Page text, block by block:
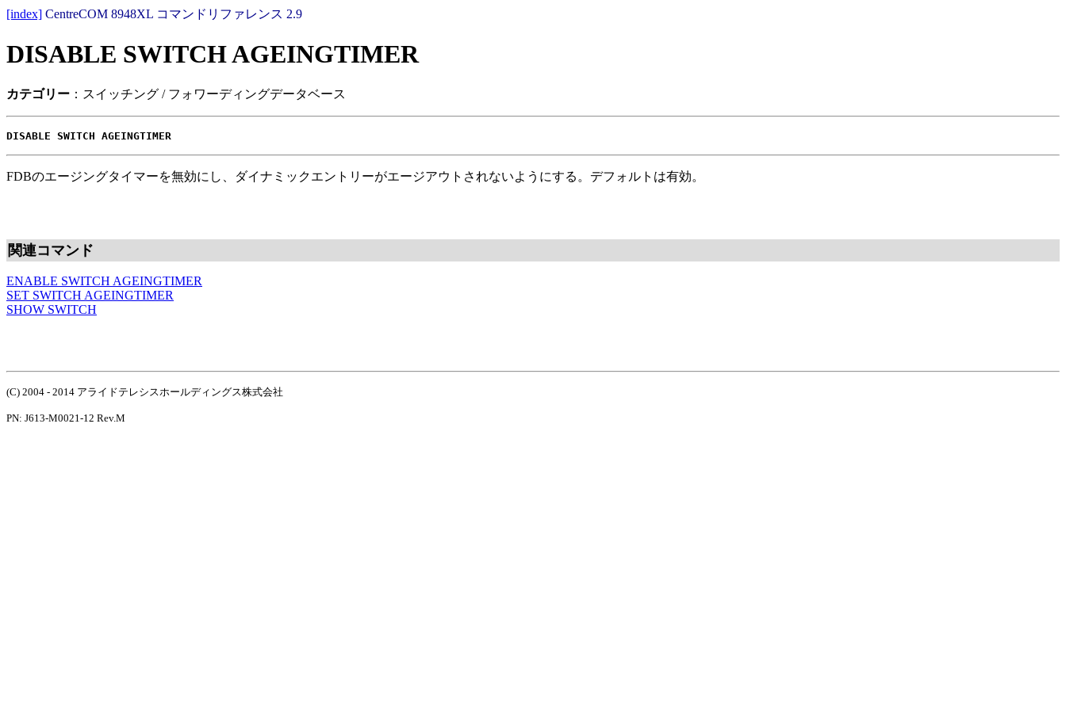
[index] CentreCOM 8948XL コマンドリファレンス 2.9
DISABLE SWITCH AGEINGTIMER
カテゴリー ：スイッチング / フォワーディングデータベース
DISABLE SWITCH AGEINGTIMER
FDBのエージングタイマーを無効にし、ダイナミックエントリーがエージアウトされないようにする。デフォルトは有効。
関連コマンド
ENABLE SWITCH AGEINGTIMER
SET SWITCH AGEINGTIMER
SHOW SWITCH
(C) 2004 - 2014 アライドテレシスホールディングス株式会社
PN: J613-M0021-12 Rev.M